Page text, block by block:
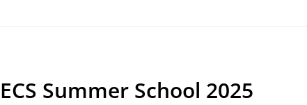
ECS Summer School 2025